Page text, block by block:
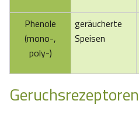
Phenole
(mono-,
poly-)
geräucherte
Speisen
Geruchsrezeptoren